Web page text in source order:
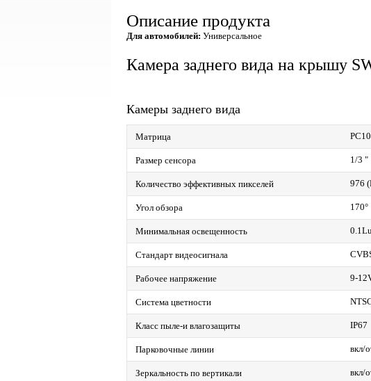
Описание продукта
Для автомобилей: Универсальное
Камера заднего вида на крышу
Камеры заднего вида
Матрица
Размер сенсора 1/3 "
Количество эффективных пикселей 976
Угол обзора 170°
Минимальная освещенность
Стандарт видеосигнала
Рабочее напряжение 9-
Система цветности
Класс пыле-и влагозащиты IP67
Парковочные линии вкл/
Зеркальность по вертикали вкл/